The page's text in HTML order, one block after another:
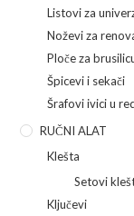
Listovi za
Noževi za
Ploče za
Špicevi i sekači
Šrafovi ivici u
RUČNI ALAT
Klešta
Setovi
Ključevi